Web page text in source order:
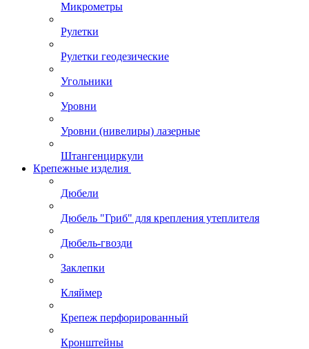
Микрометры
Рулетки
Рулетки геодезические
Угольники
Уровни
Уровни (нивелиры) лазерные
Штангенциркули
Крепежные изделия
Дюбели
Дюбель "Гриб" для крепления утеплителя
Дюбель-гвозди
Заклепки
Кляймер
Крепеж перфорированный
Кронштейны